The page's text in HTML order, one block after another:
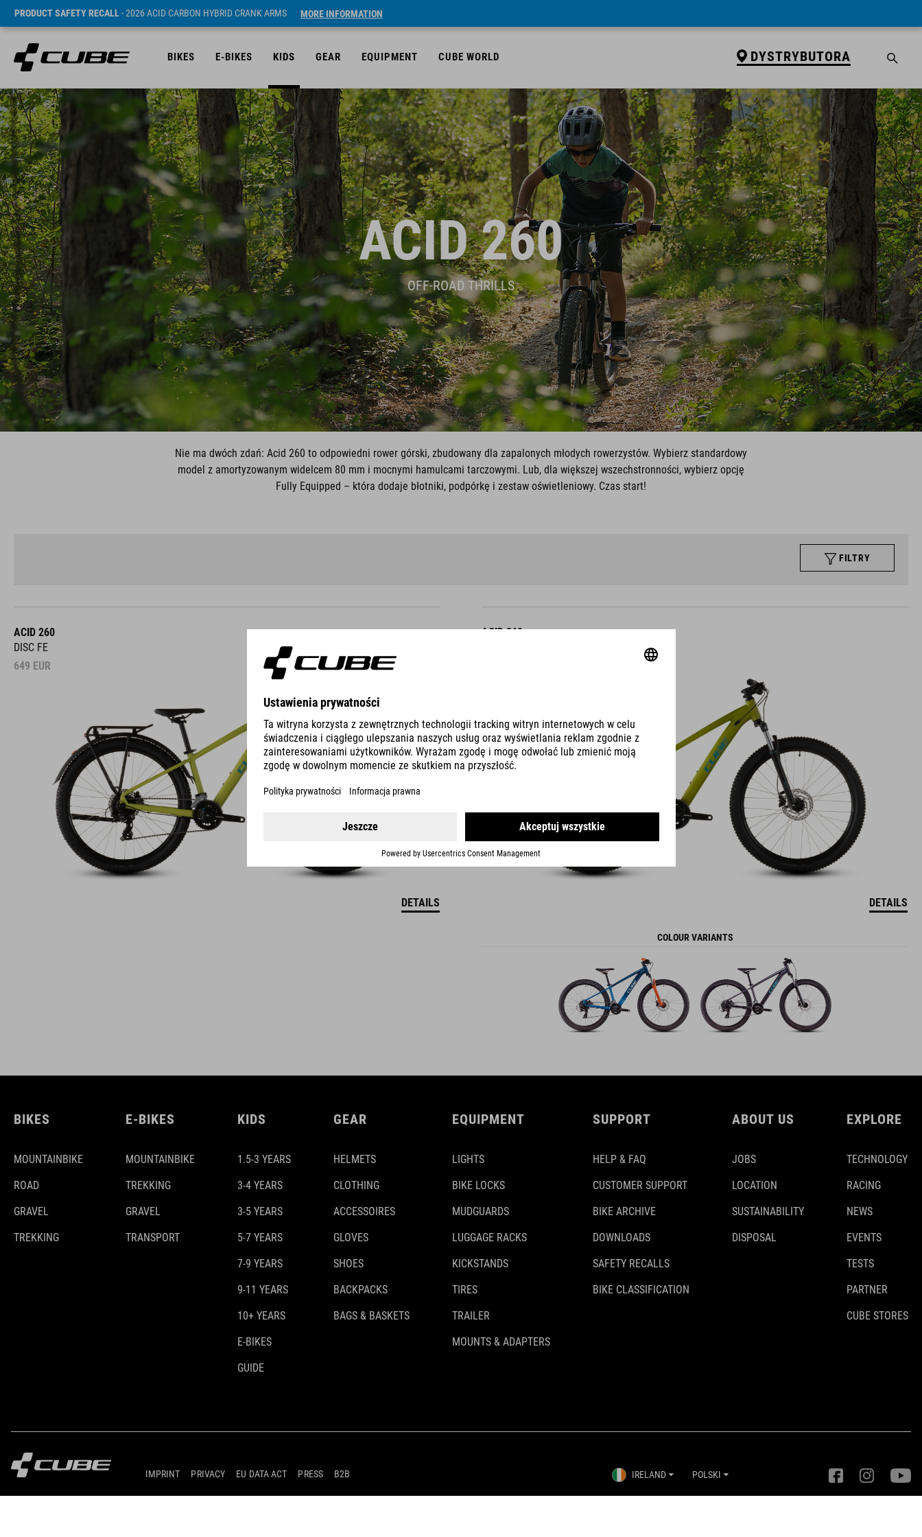
PRODUCT SAFETY RECALL- 2026 ACID CARBON HYBRID CRANK ARMS MORE INFORMATION
BIKES E-BIKES KIDS GEAR EQUIPMENT CUBE WORLD DYSTRYBUTORA
ACID 260
OFF-ROAD THRILLS
Nie ma dwóch zdań: Acid 260 to odpowiedni rower górski, zbudowany dla zapalonych młodych rowerzystów. Wybierz standardowy
model z amortyzowanym widelcem 80 mm i mocnymi hamulcami tarczowymi. Lub, dla większej wszechstronności, wybierz opcję
Fully Equipped – która dodaje błotniki, podpórkę i zestaw oświetleniowy. Czas start!
FILTRY
ACID 260
DISC FE
649 EUR
DETAILS
ACID 260
DETAILS
COLOUR VARIANTS
BIKES
MOUNTAINBIKE
ROAD
GRAVEL
TREKKING
E-BIKES
MOUNTAINBIKE
TREKKING
GRAVEL
TRANSPORT
KIDS
1.5-3 YEARS
3-4 YEARS
3-5 YEARS
5-7 YEARS
7-9 YEARS
9-11 YEARS
10+ YEARS
E-BIKES
GUIDE
GEAR
HELMETS
CLOTHING
ACCESSOIRES
GLOVES
SHOES
BACKPACKS
BAGS & BASKETS
EQUIPMENT
LIGHTS
BIKE LOCKS
MUDGUARDS
LUGGAGE RACKS
KICKSTANDS
TIRES
TRAILER
MOUNTS & ADAPTERS
SUPPORT
HELP & FAQ
CUSTOMER SUPPORT
BIKE ARCHIVE
DOWNLOADS
SAFETY RECALLS
BIKE CLASSIFICATION
ABOUT US
JOBS
LOCATION
SUSTAINABILITY
DISPOSAL
EXPLORE
TECHNOLOGY
RACING
NEWS
EVENTS
TESTS
PARTNER
CUBE STORES
IMPRINT PRIVACY EU DATA ACT PRESS B2B IRELAND POLSKI